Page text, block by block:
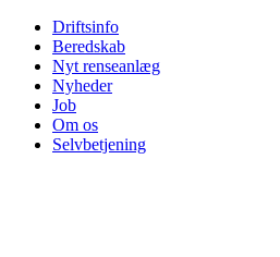
Driftsinfo
Beredskab
Nyt renseanlæg
Nyheder
Job
Om os
Selvbetjening